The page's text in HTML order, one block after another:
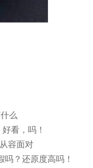
么
看，吗！
容面对
？还原度高吗！